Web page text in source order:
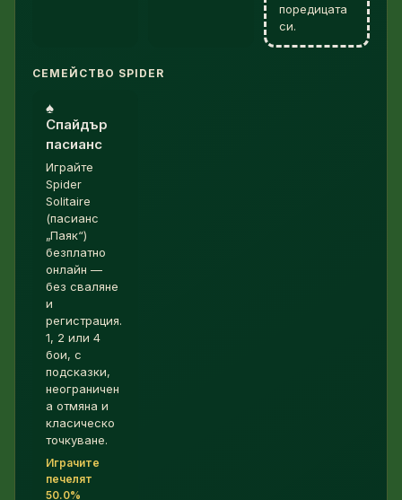
поредицата
си.
СЕМЕЙСТВО SPIDER
♠︎
Спайдър
пасианс
Играйте
Spider
Solitaire
(пасианс
„Паяк“)
безплатно
онлайн —
без сваляне
и
регистрация.
1, 2 или 4
бои, с
подсказки,
неограничен
а отмяна и
класическо
точкуване.
Играчите
печелят
50.0%